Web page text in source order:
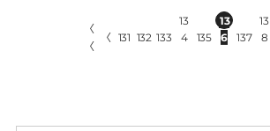
〈
〈
〈 131 132 133
13
4
135
13
6
137
13
8